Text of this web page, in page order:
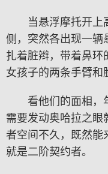
当悬浮摩托开上
侧，突然各出现一辆
扎着脏辫，带着鼻环
女孩子的两条手臂和
看他们的面相，
需要发动奥哈拉之眼
者空间不久，既然能
就是二阶契约者。